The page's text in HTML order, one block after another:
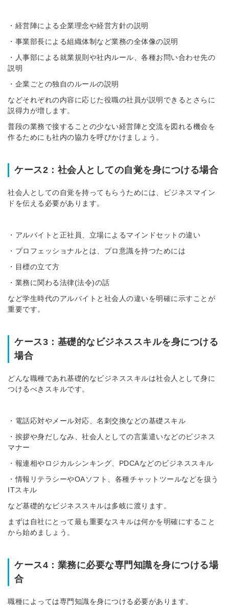
・経営陣による企業理念や経営方針の説明
・事業部長による組織体制など業務の全体像の説明
・人事部による就業規則や社内ルール、各種お問い合わせ先の
説明
・企業ごとの独自のルールの説明
などそれぞれの内容に応じた役職の社員が説明できるとさらに
説得力が増します。
普段の業務で接することの少ない経営陣と交流を図れる機会を
作るためにも社内の協力を呼びかけましょう。
ケース2：社会人としての自覚を身につける場合
社会人としての自覚を持ってもらうためには、ビジネスマイン
ドを伝える必要があります。
・アルバイトと正社員、立場によるマインドセットの違い
・プロフェッショナルとは、プロ意識を持つためには
・目標の立て方
・業務に関わる法律(法令)の話
など学生時代のアルバイトと社会人の違いを明確に示すことが
重要です。
ケース3：基礎的なビジネススキルを身につける
場合
どんな職種であれ基礎的なビジネススキルは社会人として身に
つけるべきスキルです。
・電話応対やメール対応、名刺交換などの基礎スキル
・挨拶や身だしなみ、社会人としての言葉遣いなどのビジネス
マナー
・報連相やロジカルシンキング、PDCAなどのビジネススキル
・情報リテラシーやOAソフト、各種チャットツールなどを扱う
ITスキル
など基礎的なビジネススキルは多岐に渡ります。
まずは自社にとって最も重要なスキルは何かを明確にすること
から始めましょう。
ケース4：業務に必要な専門知識を身につける場
合
職種によっては専門知識を身につける必要があります。
をご利用する
要です。
簡単10秒！無料会員登録
採用課題の解決、新しい採用の
ビュー記事が読める
採用にまつわる独自の調査レポ
ートが届く
メールアドレス